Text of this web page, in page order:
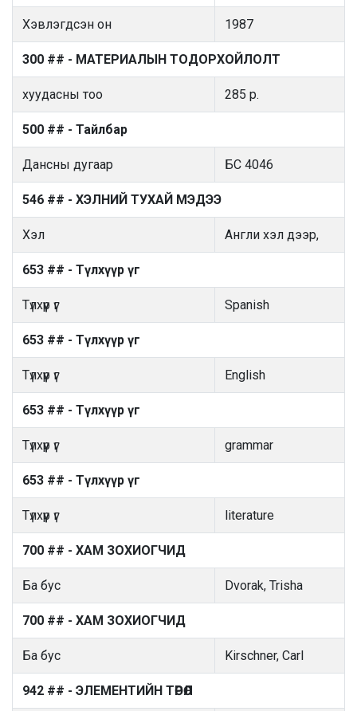
Хэвлэгдсэн он 1987
300 ## - МАТЕРИАЛЫН ТОДОРХОЙЛОЛТ
хуудасны тоо 285 p.
500 ## - Тайлбар
Дансны дугаар БС 4046
546 ## - ХЭЛНИЙ ТУХАЙ МЭДЭЭ
Хэл Англи хэл дээр,
653 ## - Түлхүүр үг
Түлхүүр үг Spanish
653 ## - Түлхүүр үг
Түлхүүр үг English
653 ## - Түлхүүр үг
Түлхүүр үг grammar
653 ## - Түлхүүр үг
Түлхүүр үг literature
700 ## - ХАМ ЗОХИОГЧИД
Ба бус Dvorak, Trisha
700 ## - ХАМ ЗОХИОГЧИД
Ба бус Kirschner, Carl
942 ## - ЭЛЕМЕНТИЙН ТӨРӨЛ